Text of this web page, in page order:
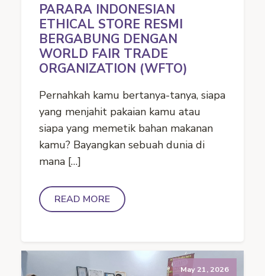
PARARA INDONESIAN
ETHICAL STORE RESMI
BERGABUNG DENGAN
WORLD FAIR TRADE
ORGANIZATION (WFTO)
Pernahkah kamu bertanya-tanya, siapa
yang menjahit pakaian kamu atau
siapa yang memetik bahan makanan
kamu? Bayangkan sebuah dunia di
mana […]
READ MORE
May 21, 2026